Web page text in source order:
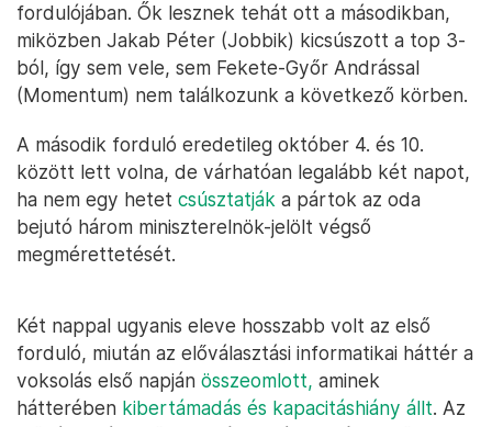
fordulójában. Ők lesznek tehát ott a másodikban,
miközben Jakab Péter (Jobbik) kicsúszott a top 3-
ból, így sem vele, sem Fekete-Győr Andrással
(Momentum) nem találkozunk a következő körben.
A második forduló eredetileg október 4. és 10.
között lett volna, de várhatóan legalább két napot,
ha nem egy hetet csúsztatják a pártok az oda
bejutó három miniszterelnök-jelölt végső
megmérettetését.
Két nappal ugyanis eleve hosszabb volt az első
forduló, miután az előválasztási informatikai háttér a
voksolás első napján összeomlott, aminek
hátterében kibertámadás és kapacitáshiány állt. Az